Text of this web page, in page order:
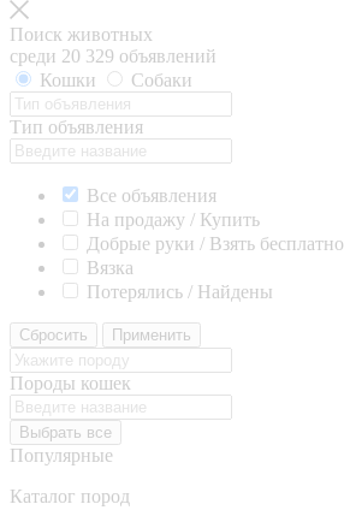
Поиск животных
среди 20 329 объявлений
Кошки
Собаки
Тип объявления
Все объявления
На продажу / Купить
Добрые руки / Взять бесплатно
Вязка
Потерялись / Найдены
Сбросить Применить
Породы кошек
Выбрать все
Популярные
Каталог пород